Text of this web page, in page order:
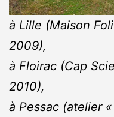
à Lille (Maison
2009),
à Floirac (Cap
2010),
à Pessac (atelier